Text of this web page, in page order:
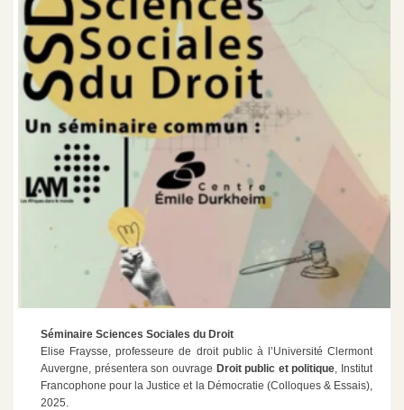
Séminaire Sciences Sociales du Droit
Elise Fraysse, professeure de droit public à l’Université Clermont
Auvergne, présentera son ouvrage Droit public et politique, Institut
Francophone pour la Justice et la Démocratie (Colloques & Essais),
2025.